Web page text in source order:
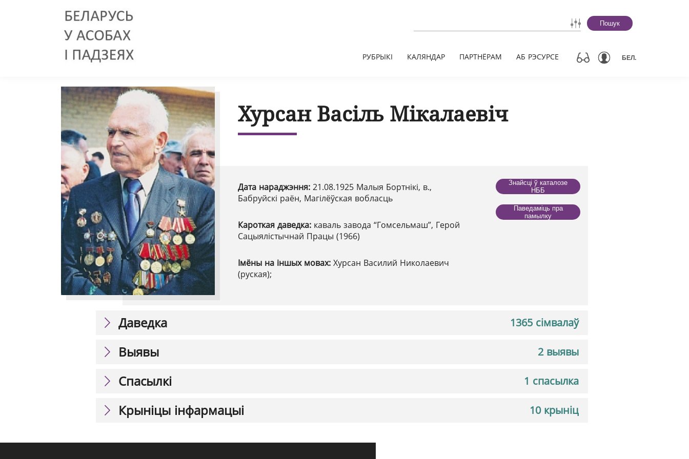
Пошук
РУБРЫКІ КАЛЯНДАР ПАРТНЁРАМ АБ РЭСУРСЕ БЕЛ.
Хурсан Васіль Мікалаевіч
Дата нараджэння: 21.08.1925 Малыя Бортнікі, в.,
Бабруйскі раён, Магілёўская вобласць
Кароткая даведка: каваль завода “Гомсельмаш”, Герой
Сацыялістычнай Працы (1966)
Імёны на іншых мовах: Хурсан Василий Николаевич
(руская);
Знайсці ў каталозе
НББ
Паведаміць пра
памылку
1365 сімвалаў
Даведка
2 выявы
Выявы
1 спасылка
Спасылкі
10 крыніц
Крыніцы інфармацыі